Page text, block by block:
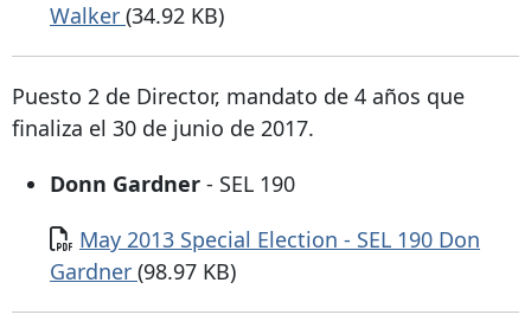
Walker (34.92 KB)
Puesto 2 de Director, mandato de 4 años que
finaliza el 30 de junio de 2017.
Donn Gardner - SEL 190
Documento
May 2013 Special Election - SEL 190 Don
Gardner (98.97 KB)